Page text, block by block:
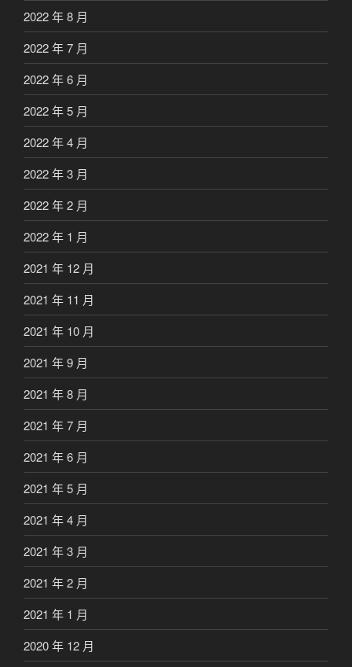
2022 年 8 月
2022 年 7 月
2022 年 6 月
2022 年 5 月
2022 年 4 月
2022 年 3 月
2022 年 2 月
2022 年 1 月
2021 年 12 月
2021 年 11 月
2021 年 10 月
2021 年 9 月
2021 年 8 月
2021 年 7 月
2021 年 6 月
2021 年 5 月
2021 年 4 月
2021 年 3 月
2021 年 2 月
2021 年 1 月
2020 年 12 月